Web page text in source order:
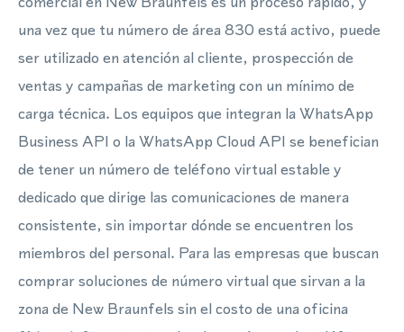
una vez que tu número de área 830 está activo, puede
ser utilizado en atención al cliente, prospección de
ventas y campañas de marketing con un mínimo de
carga técnica. Los equipos que integran la WhatsApp
Business API o la WhatsApp Cloud API se benefician
de tener un número de teléfono virtual estable y
dedicado que dirige las comunicaciones de manera
consistente, sin importar dónde se encuentren los
miembros del personal. Para las empresas que buscan
comprar soluciones de número virtual que sirvan a la
zona de New Braunfels sin el costo de una oficina